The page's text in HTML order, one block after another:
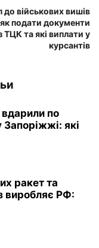
до військових вишів
подати документи
ТЦК та які виплати у
курсантів
вдарили по
Запоріжжі: які
ракет та
виробляє РФ: